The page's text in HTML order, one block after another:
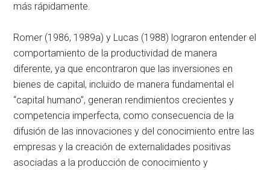
más rápidamente.
Romer (1986, 1989a) y Lucas (1988) lograron entender el
comportamiento de la productividad de manera
diferente, ya que encontraron que las inversiones en
bienes de capital, incluido de manera fundamental el
“capital humano”, generan rendimientos crecientes y
competencia imperfecta, como consecuencia de la
difusión de las innovaciones y del conocimiento entre las
empresas y la creación de externalidades positivas
asociadas a la producción de conocimiento y